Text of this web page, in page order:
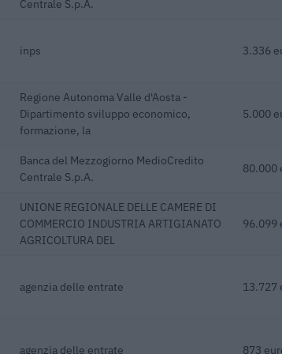
Centrale S.p.A.
inps 3.336
Regione Autonoma Valle d'Aosta -
Dipartimento sviluppo economico,
formazione, la
5.000
Banca del Mezzogiorno MedioCredito
Centrale S.p.A.
80.000
UNIONE REGIONALE DELLE CAMERE DI
COMMERCIO INDUSTRIA ARTIGIANATO
AGRICOLTURA DEL
96.099
agenzia delle entrate 13.727
agenzia delle entrate 873